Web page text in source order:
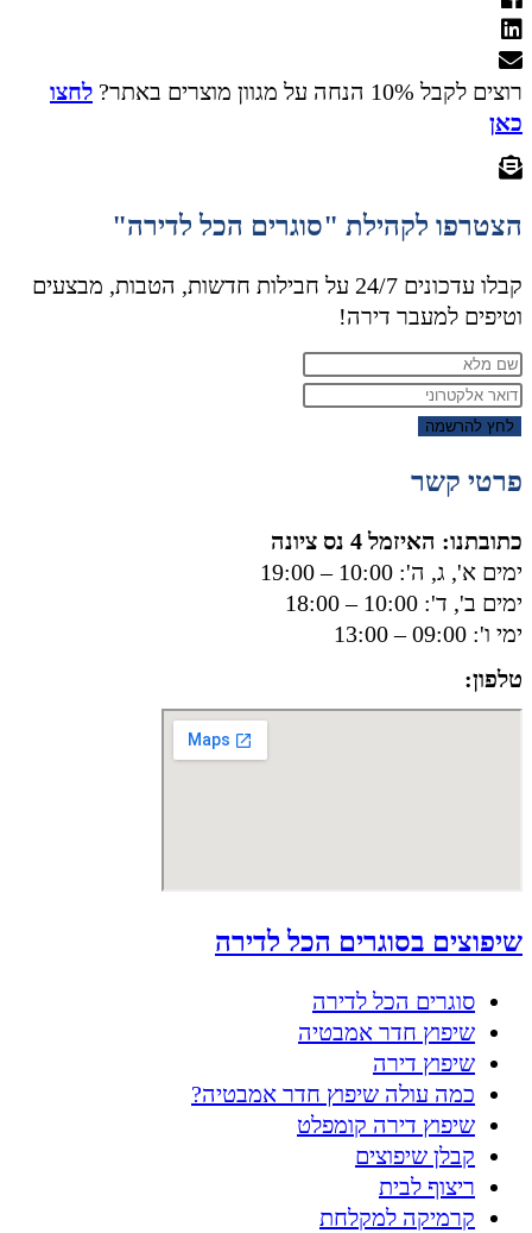
רוצים לקבל 10% הנחה על מגוון מוצרים באתר?
לחצו
כאן
הצטרפו לקהילת "סוגרים הכל לדירה"
קבלו עדכונים 24/7 על חבילות חדשות, הטבות, מבצעים
וטיפים למעבר דירה!
לחץ להרשמה
פרטי קשר
כתובתנו: האיזמל 4 נס ציונה
ימים א', ג, ה': 10:00 – 19:00
ימים ב', ד': 10:00 – 18:00
ימי ו': 09:00 – 13:00
טלפון:
שיפוצים בסוגרים הכל לדירה
סוגרים הכל לדירה
שיפוץ חדר אמבטיה
שיפוץ דירה
כמה עולה שיפוץ חדר אמבטיה?
שיפוץ דירה קומפלט
קבלן שיפוצים
ריצוף לבית
קרמיקה למקלחת